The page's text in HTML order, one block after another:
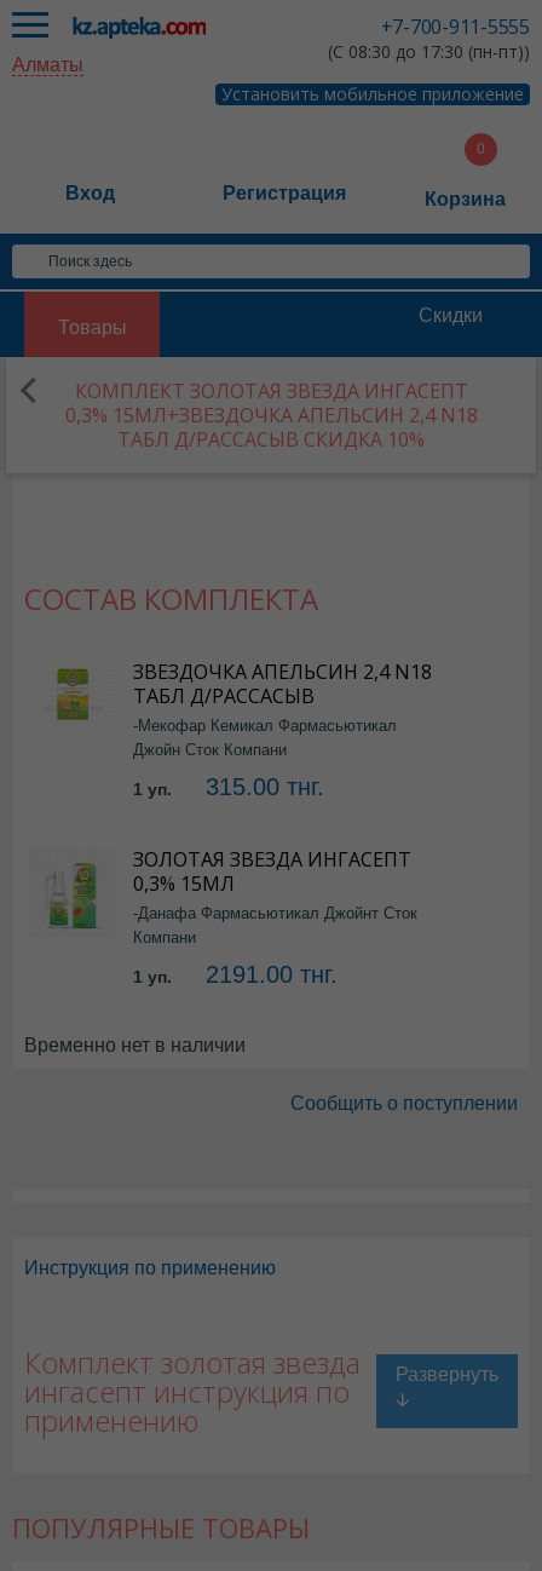
+7-700-911-5555
(С 08:30 до 17:30 (пн-пт))
Установить мобильное приложение
Алматы
Вход Регистрация Корзина
Товары
Скидки
КОМПЛЕКТ ЗОЛОТАЯ ЗВЕЗДА ИНГАСЕПТ
0,3% 15МЛ+ЗВЕЗДОЧКА АПЕЛЬСИН 2,4 N18
ТАБЛ Д/РАССАСЫВ СКИДКА 10%
Временно нет в наличии
Сообщить о поступлении
СОСТАВ КОМПЛЕКТА
ЗВЕЗДОЧКА АПЕЛЬСИН 2,4 N18
ТАБЛ Д/РАССАСЫВ
-Мекофар Кемикал Фармасьютикал
Джойн Сток Компани
1 уп. 315.00 тнг.
ЗОЛОТАЯ ЗВЕЗДА ИНГАСЕПТ
0,3% 15МЛ
-Данафа Фармасьютикал Джойнт Сток
Компани
1 уп. 2191.00 тнг.
Инструкция по применению
Комплект золотая звезда
ингасепт инструкция по
применению
ПОПУЛЯРНЫЕ ТОВАРЫ